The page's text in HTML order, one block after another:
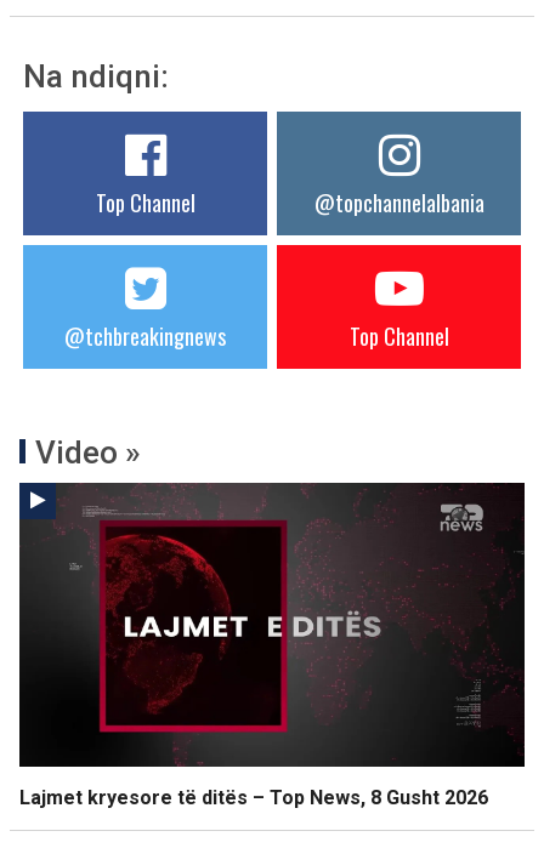
Na ndiqni:
Top Channel @topchannelalbania
@tchbreakingnews Top Channel
Video »
Lajmet kryesore të ditës – Top News, 8 Gusht 2026